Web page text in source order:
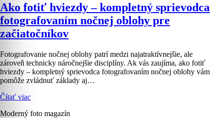
Ako fotiť hviezdy – kompletný sprievodca
fotografovaním nočnej oblohy pre
začiatočníkov
Fotografovanie nočnej oblohy patrí medzi najatraktívnejšie, ale
zároveň technicky náročnejšie disciplíny. Ak vás zaujíma, ako fotiť
hviezdy – kompletný sprievodca fotografovaním nočnej oblohy vám
pomôže zvládnuť základy aj…
Čítať viac
Moderný foto magazín